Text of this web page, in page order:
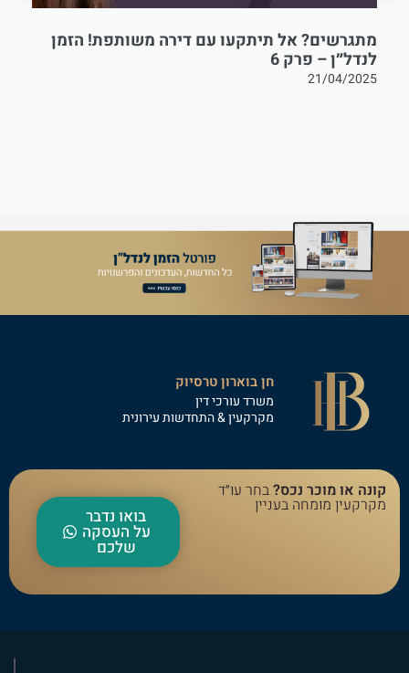
מתגרשים? אל תיתקעו עם דירה משותפת! הזמן
לנדל״ן – פרק 6
21/04/2025
חן בוארון טרסיוק
משרד עורכי דין
מקרקעין & התחדשות עירונית
קונה או מוכר נכס?בחר עו״ד
מקרקעין מומחה בעניין בואו נדבר
על העסקה
שלכם